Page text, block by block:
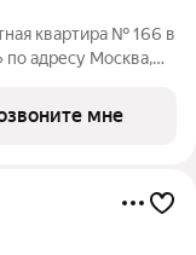
квартира № 166 в
адресу Москва,
район Коммунарка,
мне